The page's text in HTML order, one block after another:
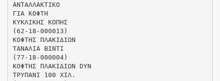
ΑΝΤΑΛΛΑΚΤΙΚΟ
ΓΙΑ ΚΟΦΤΗ
ΚΥΚΛΙΚΗΣ ΚΟΠΗΣ
(62-18-000013)
ΚΟΦΤΗΣ ΠΛΑΚΙΔΙΩΝ
ΤΑΝΑΛΙΑ ΒΙΝΤΙ
(77-18-000004)
ΚΟΦΤΗΣ ΠΛΑΚΙΔΙΩΝ DYN
ΤΡΥΠΑΝΙ 100 ΧΙΛ.